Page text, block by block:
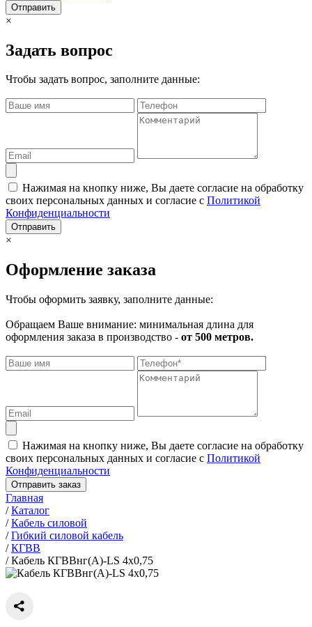
Отправить
×
Задать вопрос
Чтобы задать вопрос, заполните данные:
Нажимая на кнопку ниже, Вы даете согласие на обработку
своих персональных данных и согласие с Политикой
Конфиденциальности
Отправить
×
Оформление заказа
Чтобы оформить заявку, заполните данные:
Обращаем Ваше внимание: минимальная длина для
оформления заказа в производство - от 500 метров.
Нажимая на кнопку ниже, Вы даете согласие на обработку
своих персональных данных и согласие с Политикой
Конфиденциальности
Отправить заказ
Главная
/Каталог
/Кабель силовой
/Гибкий силовой кабель
/КГВВ
/Кабель КГВВнг(А)-LS 4х0,75